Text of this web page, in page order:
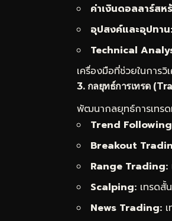
ค่าเงินดอลลาร์สห
อุปสงค์และอุปทาน:
Technical
เครื่องมือที่ช่วยในการ
3. กลยุทธ์การเทรด
พัฒนากลยุทธ์การเทรด
Trend
Breakout
Range Trading:
Scalping: เทรดสั้
News Trading: